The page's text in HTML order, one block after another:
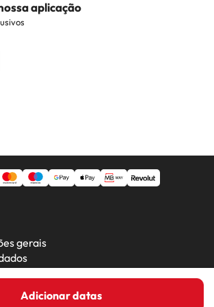
Adicionar datas
Populares
aplicação
gerais
2026 - Viajes Para Ti S.L.U